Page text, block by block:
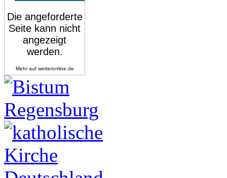
Mehr auf wetteronline.de